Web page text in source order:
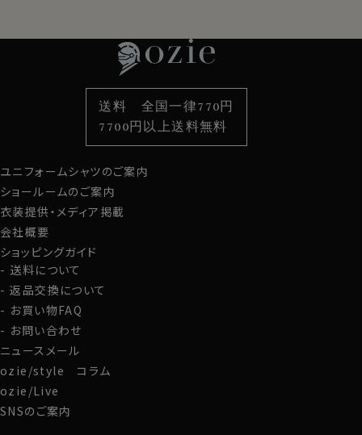
袖・カフス型から選ぶ
色から選ぶ
柄から選ぶ
スタイルから選ぶ
カジュアルシャツ
定番シャツ
カフスボタン
サスペンダー
財布・名刺入れ
バッグ
ストール・マフラー
グローブ
ユニフォームシャツのご案内
ショールームのご案内
衣装提供・メディア掲載
会社概要
ショッピングガイド
送料について
返品交換について
お買い物FAQ
お問い合わせ
ニュースメール
ozie/style コラム
ozie/Live
SNSのご案内
送料 全国一律770円
7700円以上送料無料